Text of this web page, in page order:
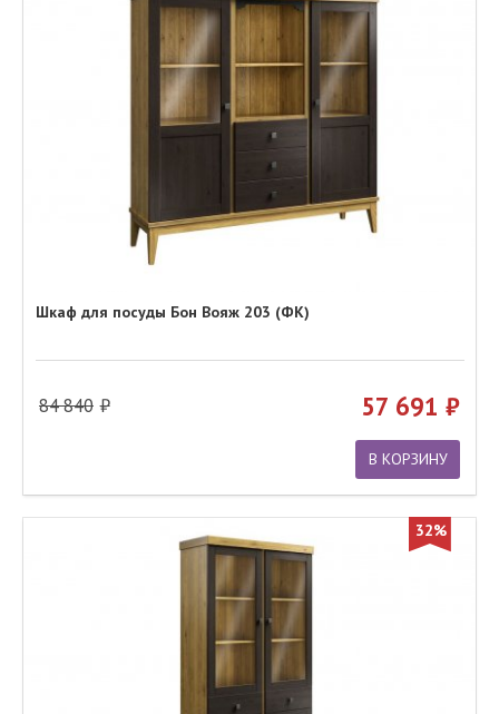
Шкаф для посуды Бон Вояж 203 (ФК)
84 840 57 691
В КОРЗИНУ
32%